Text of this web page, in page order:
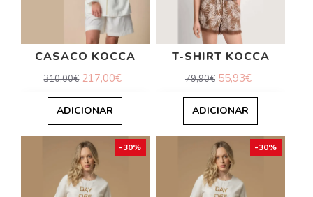
CASACO KOCCA
310,00€ 217,00€
ADICIONAR
T-SHIRT KOCCA
79,90€ 55,93€
ADICIONAR
-30% -30%